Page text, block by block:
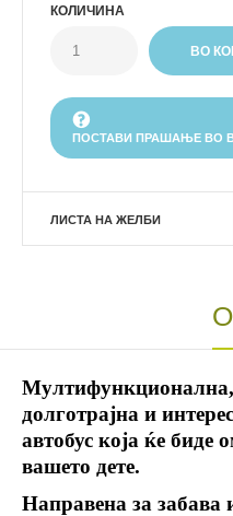
КОЛИЧИНА
ПОСТАВИ ПРАШАЊЕ ВО
ЛИСТА НА ЖЕЛБИ
долготрајна и
автобус која ќе биде
вашето дете.
Направена за забава